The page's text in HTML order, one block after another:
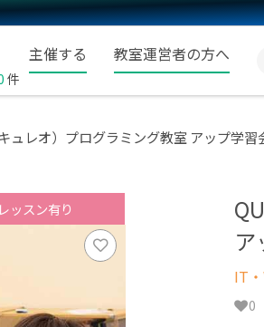
件
主催する 教室運営者の方へ
ュレオ）プログラミング教室 アップ学習
ッスン有り
IT
0